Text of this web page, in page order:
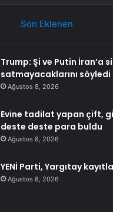
Son Eklenen
Trump: Şi ve Putin İran’a
satmayacaklarını söyledi
Ağustos 8, 2026
Evine tadilat yapan çift,
deste deste para buldu
Ağustos 8, 2026
YENİ Parti, Yargıtay
Ağustos 8, 2026